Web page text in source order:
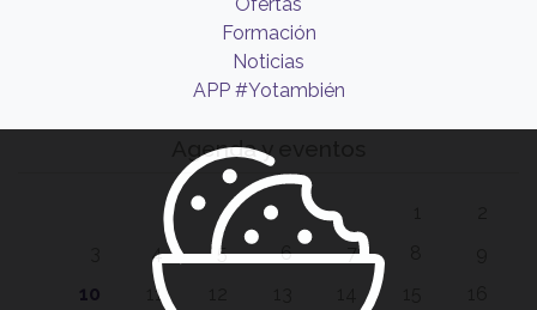
Formación
Noticias
APP #Yotambién
Agenda y eventos
4 5 6 7
10
11